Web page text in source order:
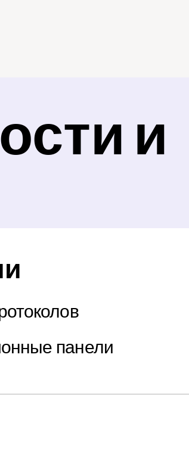
и
панели